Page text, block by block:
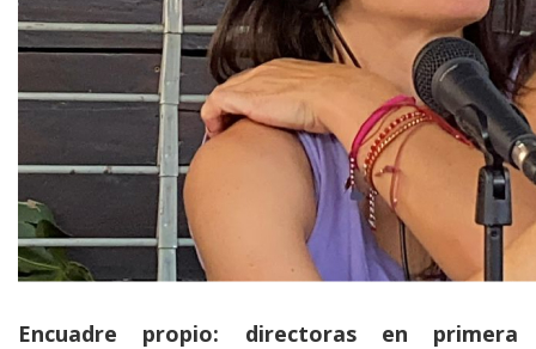
Encuadre propio: directoras en primera